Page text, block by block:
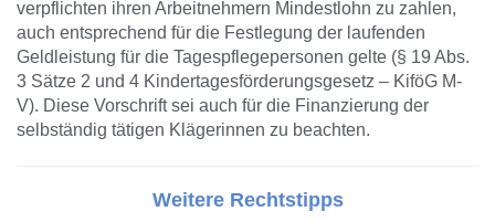
verpflichten ihren Arbeitnehmern Mindestlohn zu zahlen,
auch entsprechend für die Festlegung der laufenden
Geldleistung für die Tagespflegepersonen gelte (§ 19 Abs.
3 Sätze 2 und 4 Kindertagesförderungsgesetz – KiföG M-
V). Diese Vorschrift sei auch für die Finanzierung der
selbständig tätigen Klägerinnen zu beachten.
Weitere Rechtstipps